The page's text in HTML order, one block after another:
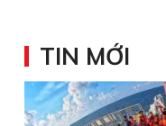
TIN MỚI